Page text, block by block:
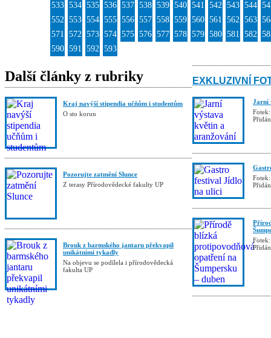
533 534 535 536 537 538 539 540 541 542 543 544
552 553 554 555 556 557 558 559 560 561 562 563
571 572 573 574 575 576 577 578 579 580 581 582
590 591 592 593
Další články z rubriky
Kraj navýší stipendia učňům i studentům
O sto korun
Pozorujte zatmění Slunce
Z terasy Přírodovědecké fakulty UP
Brouk z barmského jantaru překvapil
unikátními tykadly
Na objevu se podílela i přírodovědecká
fakulta UP
EXKLUZIVNÍ
Jarní